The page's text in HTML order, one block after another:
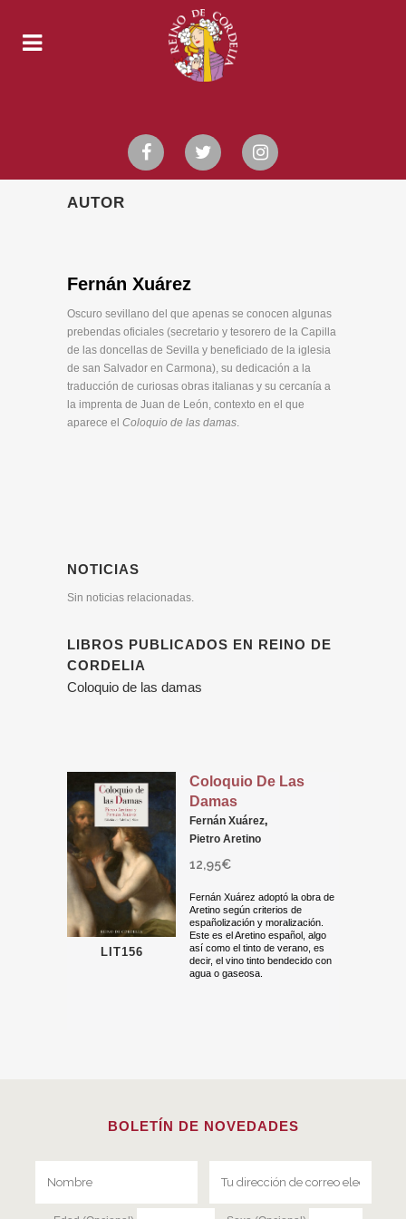
AUTOR
Fernán Xuárez
Oscuro sevillano del que apenas se conocen algunas
prebendas oficiales (secretario y tesorero de la Capilla
de las doncellas de Sevilla y beneficiado de la iglesia
de san Salvador en Carmona), su dedicación a la
traducción de curiosas obras italianas y su cercanía a
la imprenta de Juan de León, contexto en el que
aparece el Coloquio de las damas.
NOTICIAS
Sin noticias relacionadas.
LIBROS PUBLICADOS EN REINO DE
CORDELIA
Coloquio de las damas
LIT156
Coloquio De Las
Damas
Fernán Xuárez,
Pietro Aretino
12,95€
Fernán Xuárez adoptó la obra de
Aretino según criterios de
españolización y moralización.
Este es el Aretino español, algo
así como el tinto de verano, es
decir, el vino tinto bendecido con
agua o gaseosa.
BOLETÍN DE NOVEDADES